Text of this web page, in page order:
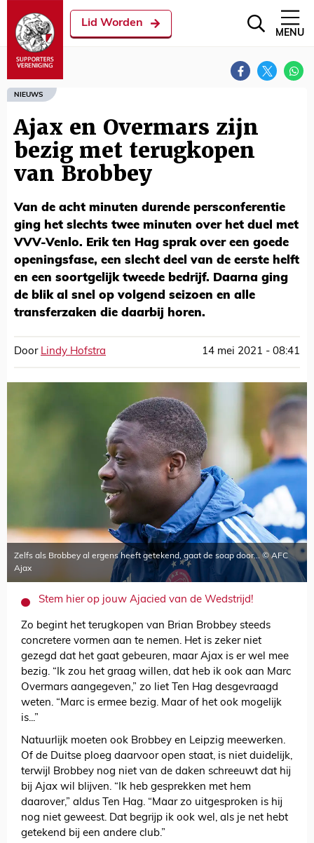
Lid Worden
MENU
NIEUWS
Ajax en Overmars zijn
bezig met terugkopen
van Brobbey
Van de acht minuten durende persconferentie
ging het slechts twee minuten over het duel met
VVV-Venlo. Erik ten Hag sprak over een goede
openingsfase, een slecht deel van de eerste helft
en een soortgelijk tweede bedrijf. Daarna ging
de blik al snel op volgend seizoen en alle
transferzaken die daarbij horen.
Door Lindy Hofstra 14 mei 2021 - 08:41
Zelfs als Brobbey al ergens heeft getekend, gaat de soap door... © AFC
Ajax
Stem hier op jouw Ajacied van de Wedstrijd!
Zo begint het terugkopen van Brian Brobbey steeds
concretere vormen aan te nemen. Het is zeker niet
gezegd dat het gaat gebeuren, maar Ajax is er wel mee
bezig. “Ik zou het graag willen, dat heb ik ook aan Marc
Overmars aangegeven,” zo liet Ten Hag desgevraagd
weten. “Marc is ermee bezig. Maar of het ook mogelijk
is...”
Natuurlijk moeten ook Brobbey en Leipzig meewerken.
Of de Duitse ploeg daarvoor open staat, is niet duidelijk,
terwijl Brobbey nog niet van de daken schreeuwt dat hij
bij Ajax wil blijven. “Ik heb gesprekken met hem
daarover,” aldus Ten Hag. “Maar zo uitgesproken is hij
nog niet geweest. Dat begrijp ik ook wel, als je net hebt
getekend bij een andere club.”